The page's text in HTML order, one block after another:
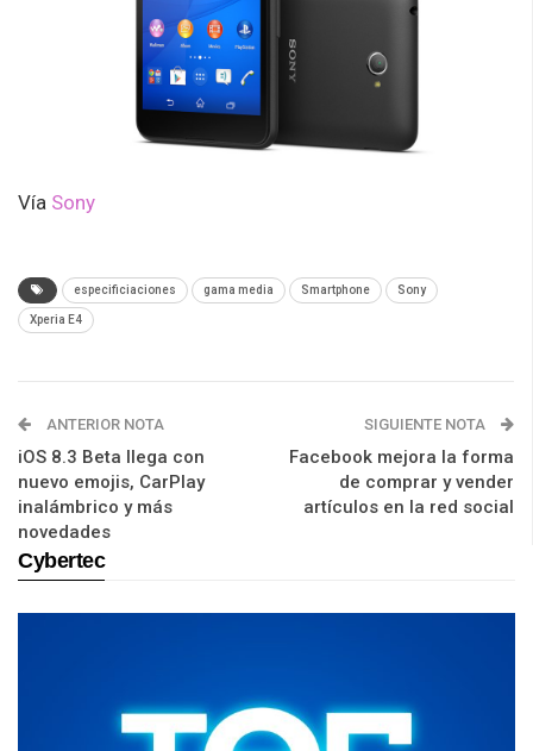
Vía Sony
especificiaciones gama media Smartphone Sony
Xperia E4
ANTERIOR NOTA
iOS 8.3 Beta llega con
nuevo emojis, CarPlay
inalámbrico y más
novedades
SIGUIENTE NOTA
Facebook mejora la forma
de comprar y vender
artículos en la red social
Cybertec